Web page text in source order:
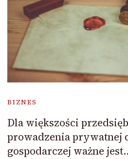
BIZNES
Dla większości
prowadzenia prywatnej
gospodarczej ważne jest..